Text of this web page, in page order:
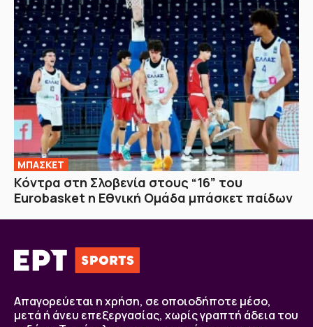
ΜΠΑΣΚΕΤ
Κόντρα στη Σλοβενία στους “16” του
Eurobasket η Εθνική Ομάδα μπάσκετ παίδων
Απαγορεύεται η χρήση, σε οποιοδήποτε μέσο,
μετά ή άνευ επεξεργασίας, χωρίς γραπτή άδεια του